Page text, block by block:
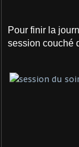
Pour finir la
session couché